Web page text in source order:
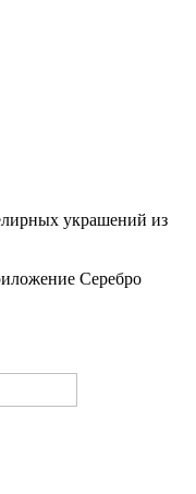
украшений из
Серебро